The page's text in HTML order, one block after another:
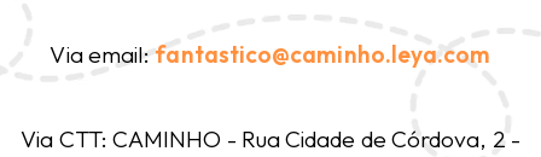
Via email:fantastico@caminho.leya.com
Via CTT: CAMINHO - Rua Cidade de Córdova, 2 -